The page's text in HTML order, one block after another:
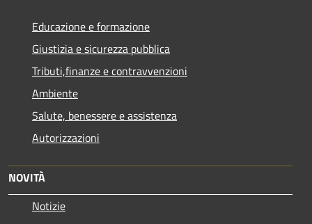
Educazione e formazione
Giustizia e sicurezza pubblica
Tributi,finanze e contravvenzioni
Ambiente
Salute, benessere e assistenza
Autorizzazioni
NOVITÀ
Notizie